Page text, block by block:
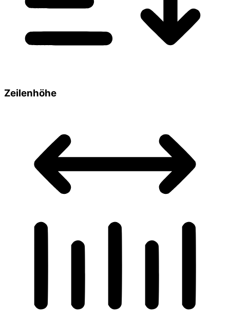
Zeilenhöhe